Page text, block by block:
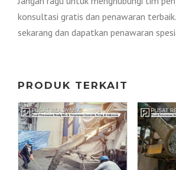
konsultasi gratis dan penawaran
sekarang dan dapatkan penawaran
PRODUK TERKAIT